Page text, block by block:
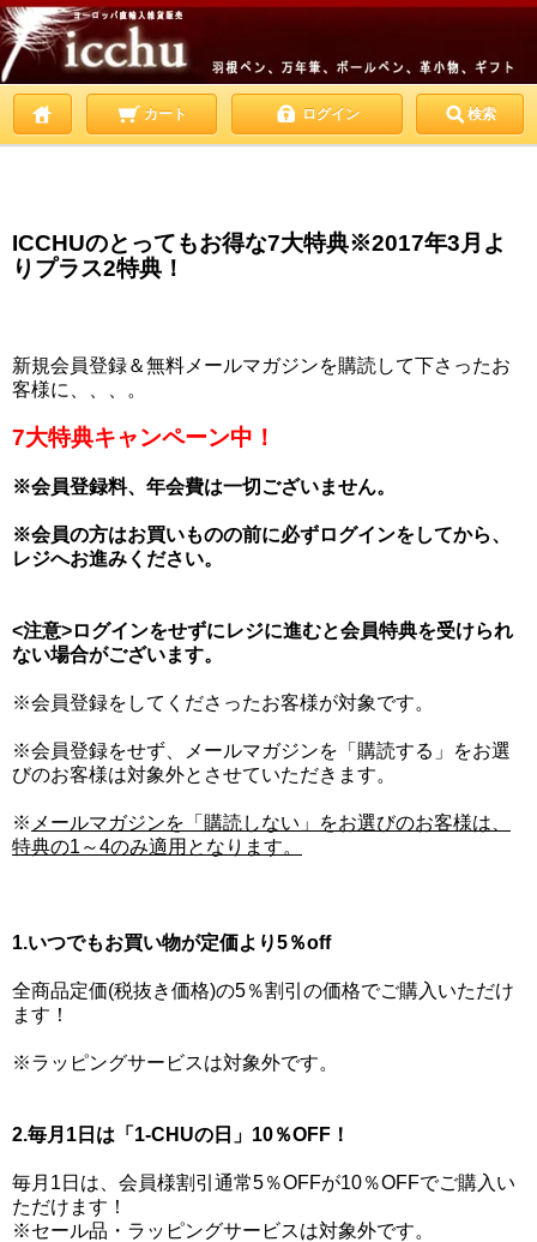
カート ログイン 検索
ICCHUのとってもお得な7大特典※2017年3月よ
りプラス2特典！
新規会員登録＆無料メールマガジンを購読して下さったお
客様に、、、。
7大特典キャンペーン中！
※会員登録料、年会費は一切ございません。
※会員の方はお買いものの前に必ずログインをしてから、
レジへお進みください。
<注意>ログインをせずにレジに進むと会員特典を受けられ
ない場合がございます。
※会員登録をしてくださったお客様が対象です。
※会員登録をせず、メールマガジンを「購読する」をお選
びのお客様は対象外とさせていただきます。
※ メールマガジンを「購読しない」をお選びのお客様は、
特典の1～4のみ適用となります。
1.いつでもお買い物が定価より5％off
全商品定価(税抜き価格)の5％割引の価格でご購入いただけ
ます！
※ラッピングサービスは対象外です。
2.毎月1日は「1-CHUの日」10％OFF！
毎月1日は、会員様割引通常5％OFFが10％OFFでご購入い
ただけます！
※セール品・ラッピングサービスは対象外です。